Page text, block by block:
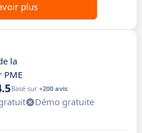
plus
la
PME
Basé sur +200 avis
Démo gratuite